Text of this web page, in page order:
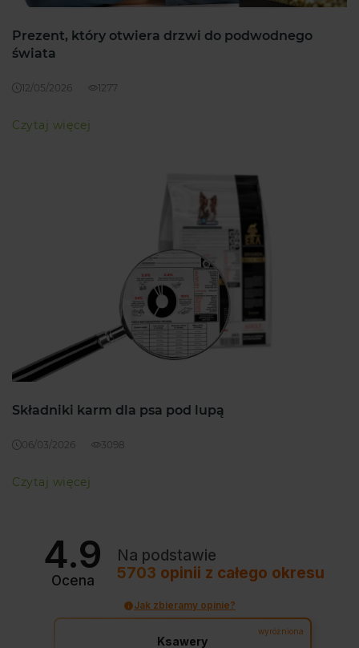
Prezent, który otwiera drzwi do podwodnego
świata
12/05/2026 1277
Czytaj więcej
Składniki karm dla psa pod lupą
06/03/2026 3098
Czytaj więcej
4.9
Ocena
Na podstawie
5703 opinii z całego okresu
Jak zbieramy opinie?
wyróżniona
Ksawery